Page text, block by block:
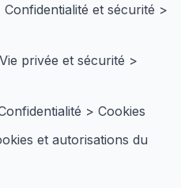
et sécurité >
privée et sécurité >
> Cookies
et autorisations du